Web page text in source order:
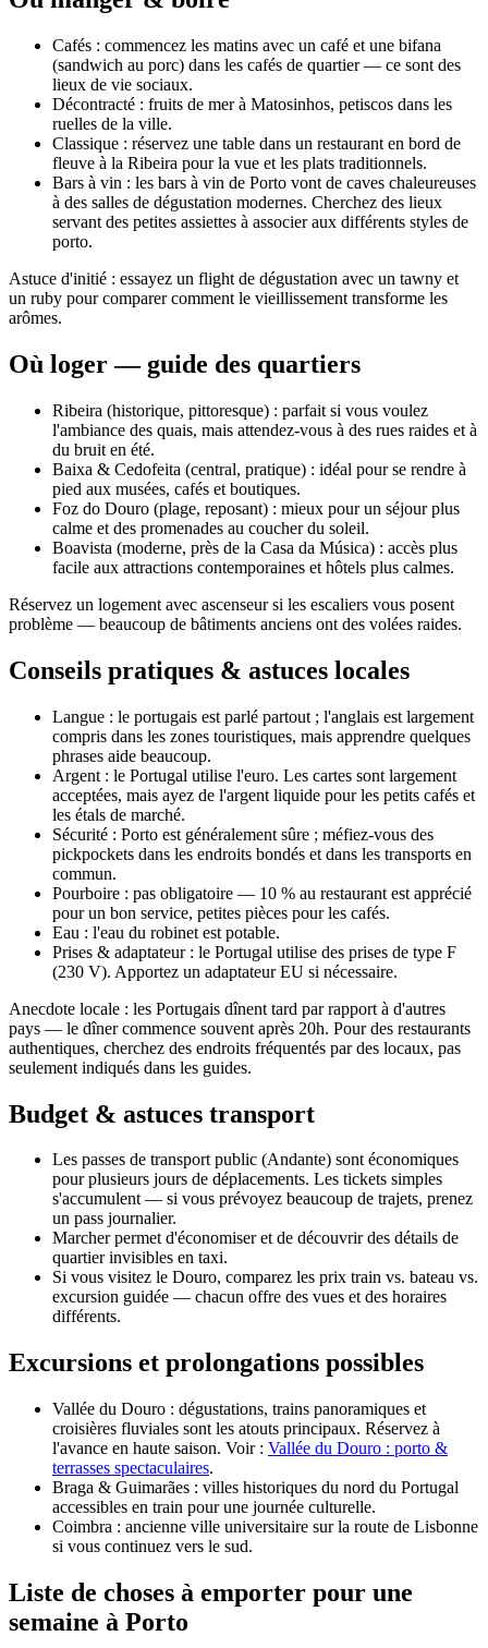
Cafés : commencez les matins avec un café et une bifana
(sandwich au porc) dans les cafés de quartier — ce sont des
lieux de vie sociaux.
Décontracté : fruits de mer à Matosinhos, petiscos dans les
ruelles de la ville.
Classique : réservez une table dans un restaurant en bord de
fleuve à la Ribeira pour la vue et les plats traditionnels.
Bars à vin : les bars à vin de Porto vont de caves chaleureuses
à des salles de dégustation modernes. Cherchez des lieux
servant des petites assiettes à associer aux différents styles de
porto.
Astuce d'initié : essayez un flight de dégustation avec un tawny et
un ruby pour comparer comment le vieillissement transforme les
arômes.
Où loger — guide des quartiers
Ribeira (historique, pittoresque) : parfait si vous voulez
l'ambiance des quais, mais attendez-vous à des rues raides et à
du bruit en été.
Baixa & Cedofeita (central, pratique) : idéal pour se rendre à
pied aux musées, cafés et boutiques.
Foz do Douro (plage, reposant) : mieux pour un séjour plus
calme et des promenades au coucher du soleil.
Boavista (moderne, près de la Casa da Música) : accès plus
facile aux attractions contemporaines et hôtels plus calmes.
Réservez un logement avec ascenseur si les escaliers vous posent
problème — beaucoup de bâtiments anciens ont des volées raides.
Conseils pratiques & astuces locales
Langue : le portugais est parlé partout ; l'anglais est largement
compris dans les zones touristiques, mais apprendre quelques
phrases aide beaucoup.
Argent : le Portugal utilise l'euro. Les cartes sont largement
acceptées, mais ayez de l'argent liquide pour les petits cafés et
les étals de marché.
Sécurité : Porto est généralement sûre ; méfiez-vous des
pickpockets dans les endroits bondés et dans les transports en
commun.
Pourboire : pas obligatoire — 10 % au restaurant est apprécié
pour un bon service, petites pièces pour les cafés.
Eau : l'eau du robinet est potable.
Prises & adaptateur : le Portugal utilise des prises de type F
(230 V). Apportez un adaptateur EU si nécessaire.
Anecdote locale : les Portugais dînent tard par rapport à d'autres
pays — le dîner commence souvent après 20h. Pour des restaurants
authentiques, cherchez des endroits fréquentés par des locaux, pas
seulement indiqués dans les guides.
Budget & astuces transport
Les passes de transport public (Andante) sont économiques
pour plusieurs jours de déplacements. Les tickets simples
s'accumulent — si vous prévoyez beaucoup de trajets, prenez
un pass journalier.
Marcher permet d'économiser et de découvrir des détails de
quartier invisibles en taxi.
Si vous visitez le Douro, comparez les prix train vs. bateau vs.
excursion guidée — chacun offre des vues et des horaires
différents.
Excursions et prolongations possibles
Vallée du Douro : dégustations, trains panoramiques et
croisières fluviales sont les atouts principaux. Réservez à
l'avance en haute saison. Voir : Vallée du Douro : porto &
terrasses spectaculaires.
Braga & Guimarães : villes historiques du nord du Portugal
accessibles en train pour une journée culturelle.
Coimbra : ancienne ville universitaire sur la route de Lisbonne
si vous continuez vers le sud.
Liste de choses à emporter pour une
semaine à Porto